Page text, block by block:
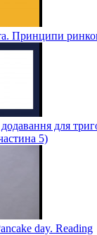
Принципи
для
5)
day. Reading